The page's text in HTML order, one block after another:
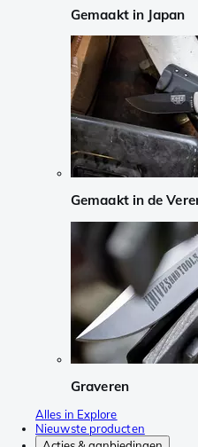
Gemaakt in Japan
Gemaakt in de
Graveren
Alles in Explore
Nieuwste producten